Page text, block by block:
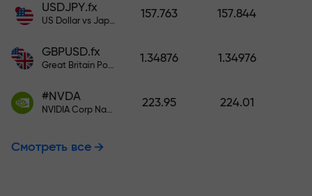
USDJPY.fx
US Dollar vs Japanese Yen
157.763 157.844
GBPUSD.fx
Great Britain Pound vs US Dollar
1.34876 1.34976
#NVDA
NVIDIA Corp Nasdaq Stock Exchange (Nasdaq) USD
223.95 224.01
Смотреть все